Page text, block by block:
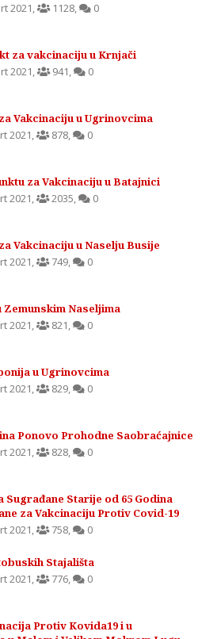
2021, 1128, 0
za vakcinaciju u Krnjači
2021, 941, 0
Vakcinaciju u Ugrinovcima
2021, 878, 0
za Vakcinaciju u Batajnici
2021, 2035, 0
Vakcinaciju u Naselju Busije
2021, 749, 0
Zemunskim Naseljima
2021, 821, 0
u Ugrinovcima
2021, 829, 0
Ponovo Prohodne Saobraćajnice
2021, 828, 0
Sugrađane Starije od 65 Godina
za Vakcinaciju Protiv Covid-19
2021, 758, 0
Stajališta
2021, 776, 0
Protiv Kovida19 i u